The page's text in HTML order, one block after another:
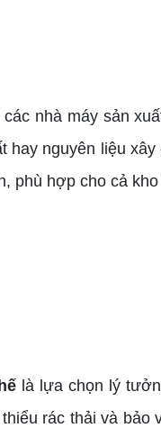
nhà máy sản
hay nguyên liệu
phù hợp cho cả
là lựa chọn lý
rác thải và bảo